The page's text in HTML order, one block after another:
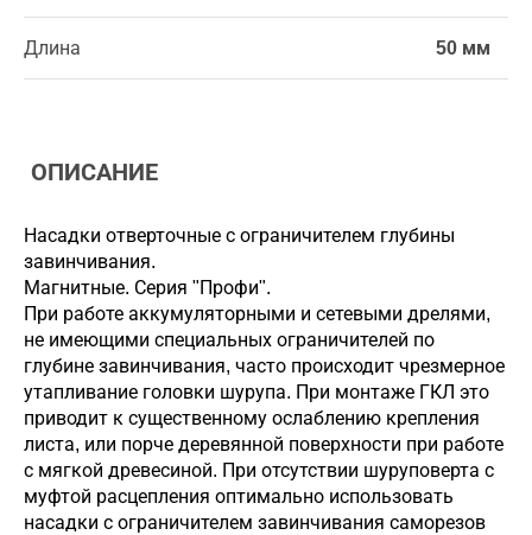
Длина 50 мм
ОПИСАНИЕ
Насадки отверточные с ограничителем глубины
завинчивания.
Магнитные. Серия "Профи".
При работе аккумуляторными и сетевыми дрелями,
не имеющими специальных ограничителей по
глубине завинчивания, часто происходит чрезмерное
утапливание головки шурупа. При монтаже ГКЛ это
приводит к существенному ослаблению крепления
листа, или порче деревянной поверхности при работе
с мягкой древесиной. При отсутствии шуруповерта с
муфтой расцепления оптимально использовать
насадки с ограничителем завинчивания саморезов